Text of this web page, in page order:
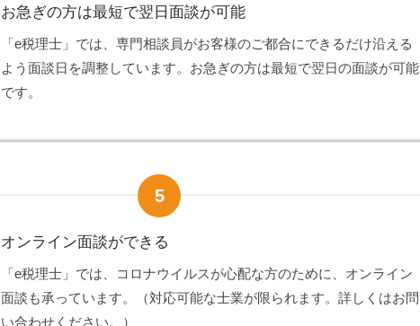
お急ぎの方は最短で翌日面談が可能
「e税理士」では、専門相談員がお客様のご都合にできるだけ沿える
よう面談日を調整しています。お急ぎの方は最短で翌日の面談が可能
です。
5
オンライン面談ができる
「e税理士」では、コロナウイルスが心配な方のために、オンライン
面談も承っています。（対応可能な士業が限られます。詳しくはお問
い合わせください。）